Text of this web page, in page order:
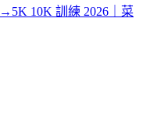
→ 5K 10K 訓練 2026｜菜